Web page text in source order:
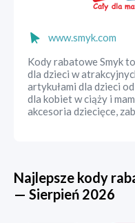
www.smyk.com
Kody rabatowe Smyk
dla dzieci w
artykułami dla dzieci
dla kobiet w ciąży i
akcesoria dziecięce,
Najlepsze kody
— Sierpień 2026